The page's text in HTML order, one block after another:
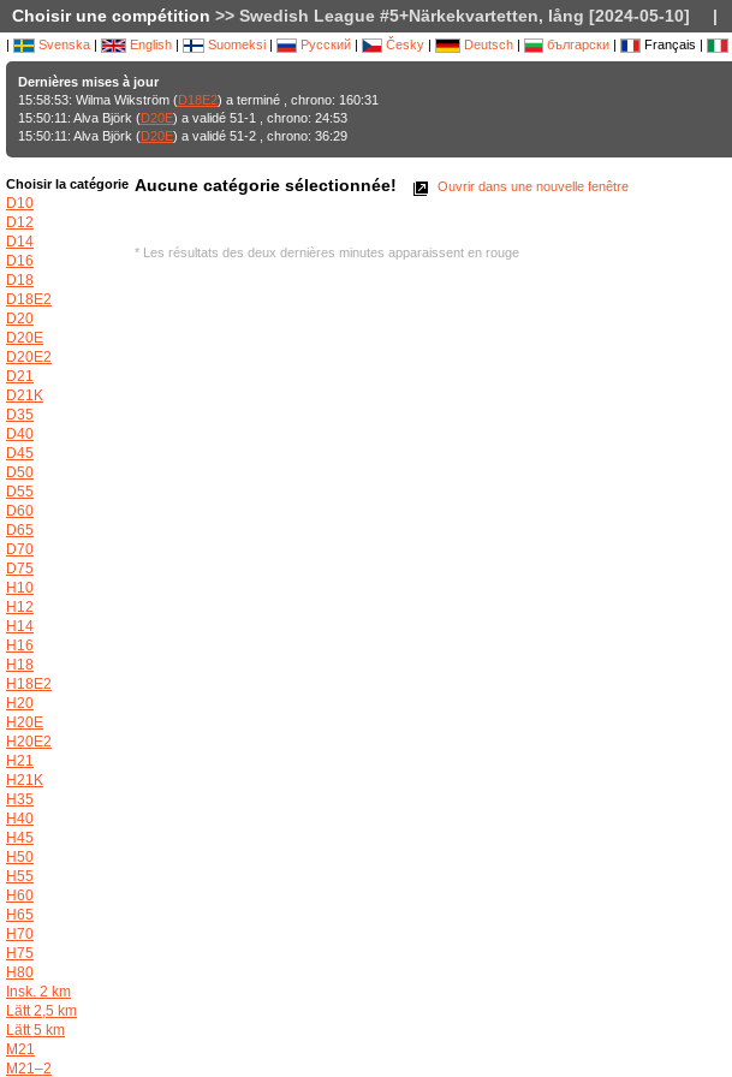
Choisir une compétition >> Swedish League #5+Närkekvartetten, lång [2024-05-10] |
| Svenska | English | Suomeksi | Русский | Česky | Deutsch | български| Français |
Dernières mises à jour
15:58:53: Wilma Wikström (D18E2) a terminé , chrono: 160:31
15:50:11: Alva Björk (D20E) a validé 51-1 , chrono: 24:53
15:50:11: Alva Björk (D20E) a validé 51-2 , chrono: 36:29
Choisir la catégorie
D10
D12
D14
D16
D18
D18E2
D20
D20E
D20E2
D21
D21K
D35
D40
D45
D50
D55
D60
D65
D70
D75
H10
H12
H14
H16
H18
H18E2
H20
H20E
H20E2
H21
H21K
H35
H40
H45
H50
H55
H60
H65
H70
H75
H80
Insk. 2 km
Lätt 2,5 km
Lätt 5 km
M21
M21–2
Aucune catégorie sélectionnée! Ouvrir dans une nouvelle fenêtre
* Les résultats des deux dernières minutes apparaissent en rouge